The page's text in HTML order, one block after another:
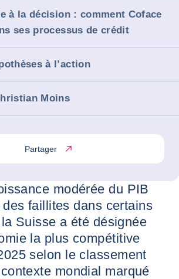
à la décision : comment Coface
ses processus de crédit
à l’action
Moins
Partager
modérée du PIB
faillites dans certains
Suisse a été désignée
la plus compétitive
selon le classement
mondial marqué